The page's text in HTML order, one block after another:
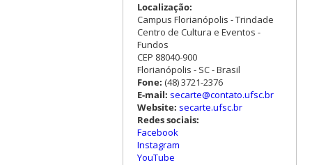
Localização:
Campus Florianópolis - Trindade
Centro de Cultura e Eventos -
Fundos
CEP 88040-900
Florianópolis - SC - Brasil
Fone: (48) 3721-2376
E-mail: secarte@contato.ufsc.br
Website: secarte.ufsc.br
Redes sociais:
Facebook
Instagram
YouTube